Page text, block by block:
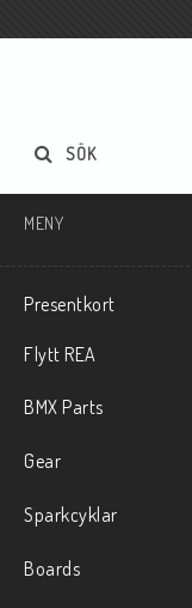
SÖK
MENY
Presentkort
Flytt REA
BMX Parts
Gear
Sparkcyklar
Boards